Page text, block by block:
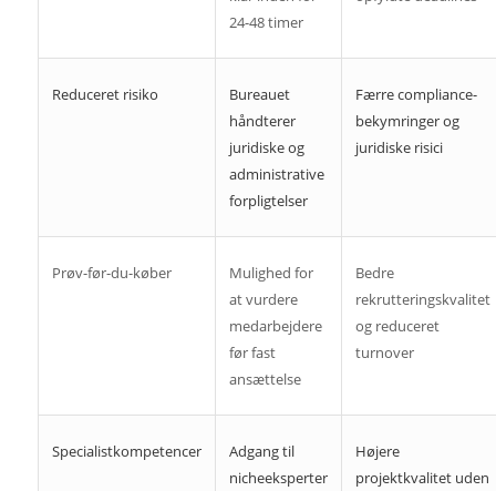
24-48 timer
Reduceret risiko
Bureauet
håndterer
juridiske og
administrative
forpligtelser
Færre compliance-
bekymringer og
juridiske risici
Prøv-før-du-køber
Mulighed for
at vurdere
medarbejdere
før fast
ansættelse
Bedre
rekrutteringskvalitet
og reduceret
turnover
Specialistkompetencer
Adgang til
nicheeksperter
Højere
projektkvalitet uden